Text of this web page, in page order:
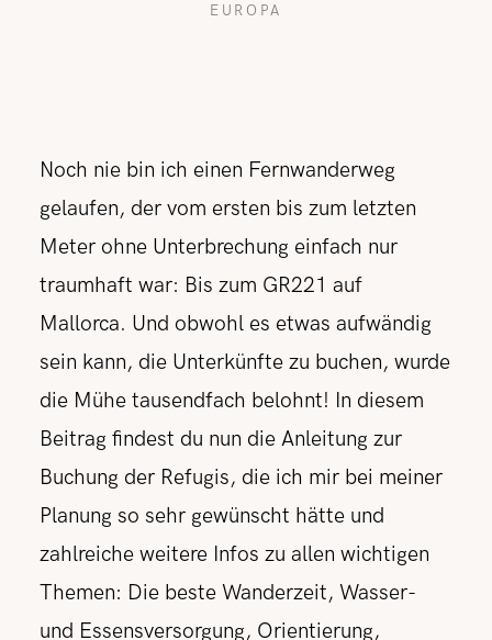
EUROPA
Noch nie bin ich einen Fernwanderweg
gelaufen, der vom ersten bis zum letzten
Meter ohne Unterbrechung einfach nur
traumhaft war: Bis zum GR221 auf
Mallorca. Und obwohl es etwas aufwändig
sein kann, die Unterkünfte zu buchen, wurde
die Mühe tausendfach belohnt! In diesem
Beitrag findest du nun die Anleitung zur
Buchung der Refugis, die ich mir bei meiner
Planung so sehr gewünscht hätte und
zahlreiche weitere Infos zu allen wichtigen
Themen: Die beste Wanderzeit, Wasser-
und Essensversorgung, Orientierung,